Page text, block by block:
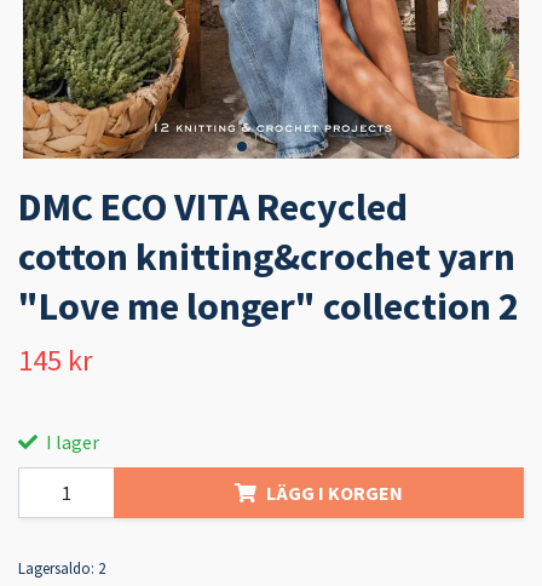
DMC ECO VITA Recycled
cotton knitting&crochet yarn
"Love me longer" collection 2
145 kr
I lager
LÄGG I KORGEN
Lagersaldo: 2